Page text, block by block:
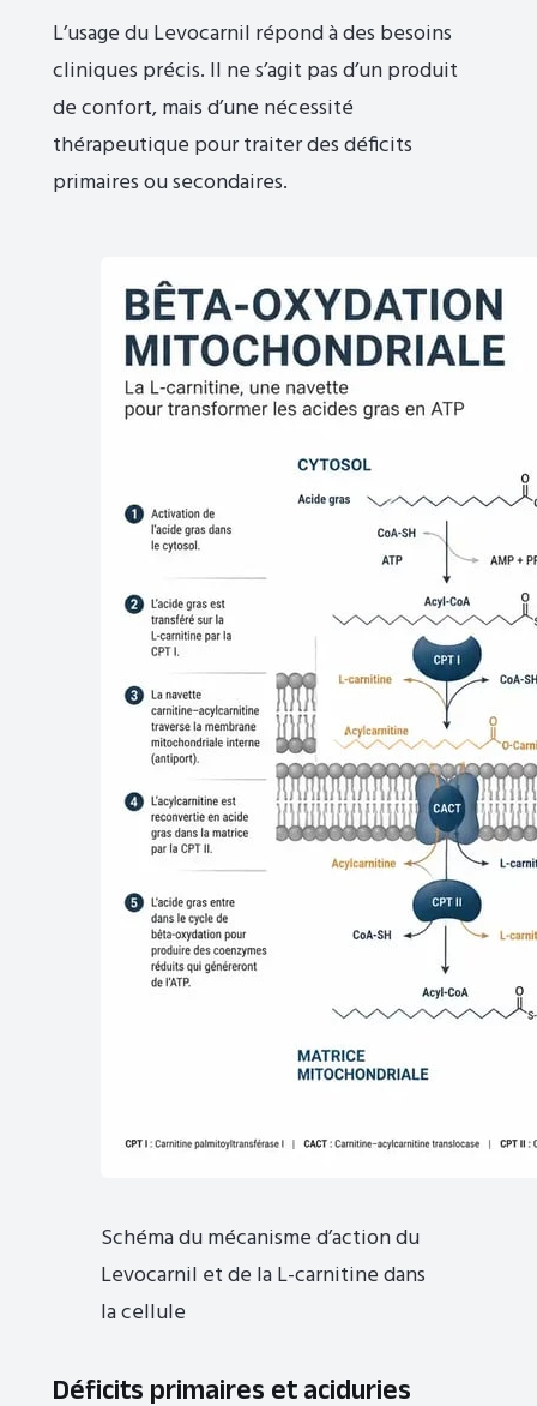
L’usage du Levocarnil répond à des besoins
cliniques précis. Il ne s’agit pas d’un produit
de confort, mais d’une nécessité
thérapeutique pour traiter des déficits
primaires ou secondaires.
Schéma du mécanisme d’action du
Levocarnil et de la L-carnitine dans
la cellule
Déficits primaires et aciduries